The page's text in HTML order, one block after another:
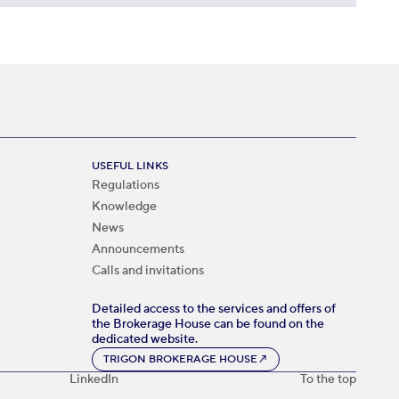
USEFUL LINKS
Regulations
Knowledge
News
Announcements
Calls and invitations
Detailed access to the services and offers of
the Brokerage House can be found on the
dedicated website.
TRIGON BROKERAGE HOUSE↗
LinkedIn To the top